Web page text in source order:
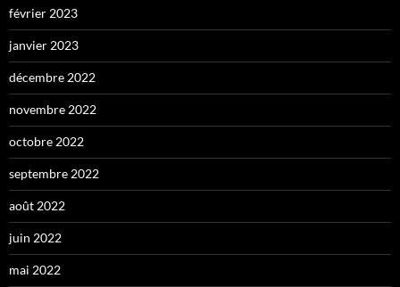
février 2023
janvier 2023
décembre 2022
novembre 2022
octobre 2022
septembre 2022
août 2022
juin 2022
mai 2022